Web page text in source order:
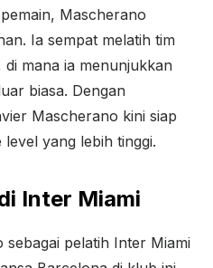
Mascherano
Ia sempat melatih tim
mana ia menunjukkan
biasa. Dengan
Mascherano kini siap
yang lebih tinggi.
Inter Miami
pelatih Inter Miami